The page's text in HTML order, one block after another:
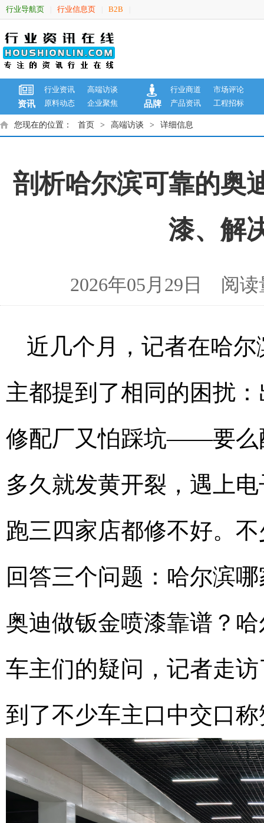
行业导航页 行业信息页 B2B
资讯
行业资讯
高端访谈
原料动态
企业聚焦 品牌
行业商道
市场评论
产品资讯
工程招标
您现在的位置： 首页 > 高端访谈 > 详细信息
剖析哈尔滨可靠的奥
漆、解
2026年05月29日 阅
近几个月，记者在哈
主都提到了相同的困扰
修配厂又怕踩坑——要么
多久就发黄开裂，遇上
跑三四家店都修不好。
回答三个问题：哈尔滨
奥迪做钣金喷漆靠谱？
车主们的疑问，记者走
到了不少车主口中交口